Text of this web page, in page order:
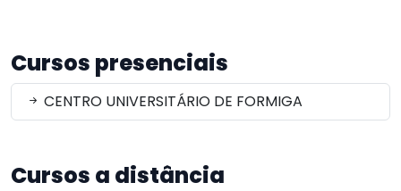
Cursos presenciais
CENTRO UNIVERSITÁRIO DE FORMIGA
Cursos a distância